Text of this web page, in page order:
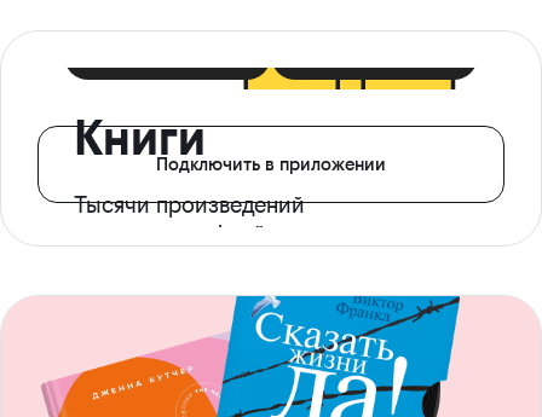
Книги
Тысячи произведений
с доступом офлайн
Подключить в приложении